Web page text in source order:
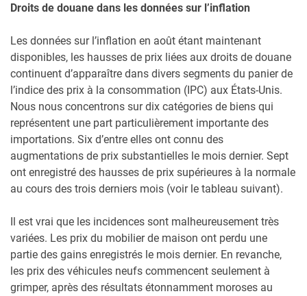
Droits de douane dans les données sur l’inflation
Les données sur l’inflation en août étant maintenant
disponibles, les hausses de prix liées aux droits de douane
continuent d’apparaître dans divers segments du panier de
l’indice des prix à la consommation (IPC) aux États-Unis.
Nous nous concentrons sur dix catégories de biens qui
représentent une part particulièrement importante des
importations. Six d’entre elles ont connu des
augmentations de prix substantielles le mois dernier. Sept
ont enregistré des hausses de prix supérieures à la normale
au cours des trois derniers mois (voir le tableau suivant).
Il est vrai que les incidences sont malheureusement très
variées. Les prix du mobilier de maison ont perdu une
partie des gains enregistrés le mois dernier. En revanche,
les prix des véhicules neufs commencent seulement à
grimper, après des résultats étonnamment moroses au